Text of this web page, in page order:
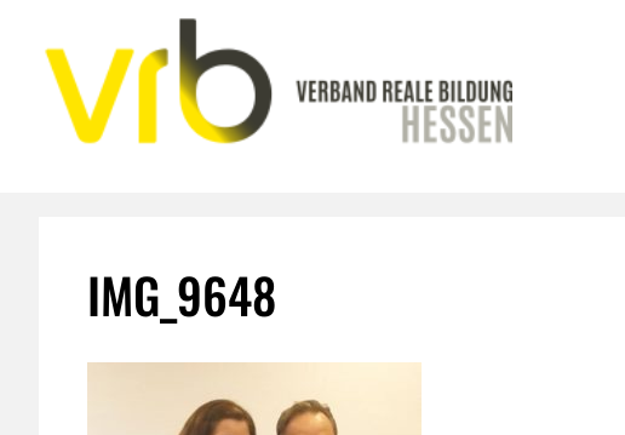
Inhalt
springen
IMG_9648